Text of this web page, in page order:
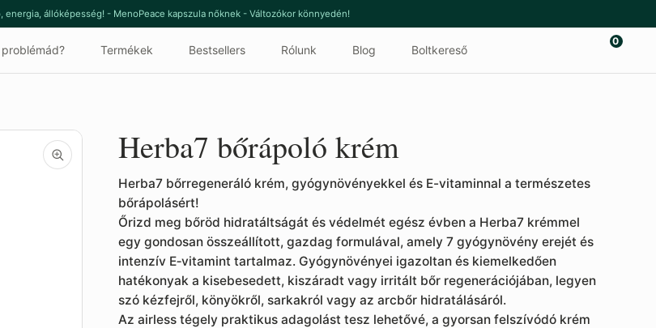
energia, állóképesség! - MenoPeace kapszula nőknek - Változókor könnyedén!
problémád? Termékek Bestsellers Rólunk Blog Boltkereső
0
Herba7 bőrápoló krém
Herba7 bőrregeneráló krém, gyógynövényekkel és E-vitaminnal a természetes
bőrápolásért!
Őrizd meg bőröd hidratáltságát és védelmét egész évben a Herba7 krémmel
egy gondosan összeállított, gazdag formulával, amely 7 gyógynövény erejét és
intenzív E‑vitamint tartalmaz. Gyógynövényei igazoltan és kiemelkedően
hatékonyak a kisebesedett, kiszáradt vagy irritált bőr regenerációjában, legyen
szó kézfejről, könyökről, sarkakról vagy az arcbőr hidratálásáról.
Az airless tégely praktikus adagolást tesz lehetővé, a gyorsan felszívódó krém